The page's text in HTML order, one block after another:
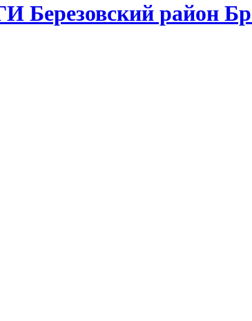
Березовский район